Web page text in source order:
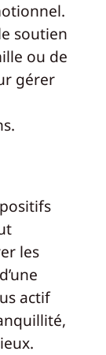
soutien
ou de
gérer
les
actif